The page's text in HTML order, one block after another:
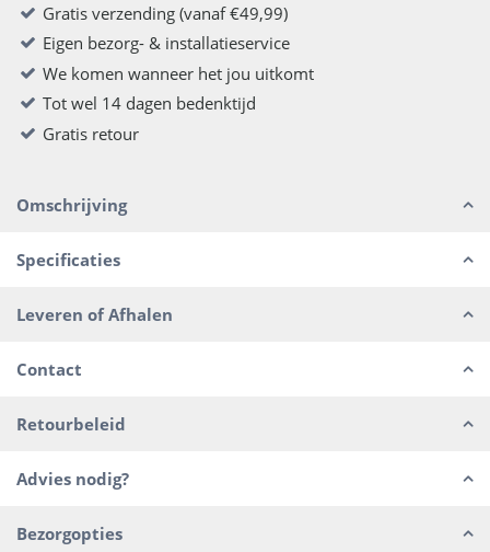
Gratis verzending (vanaf €49,99)
Eigen bezorg- & installatieservice
We komen wanneer het jou uitkomt
Tot wel 14 dagen bedenktijd
Gratis retour
Omschrijving
Specificaties
Leveren of Afhalen
Contact
Retourbeleid
Advies nodig?
Bezorgopties